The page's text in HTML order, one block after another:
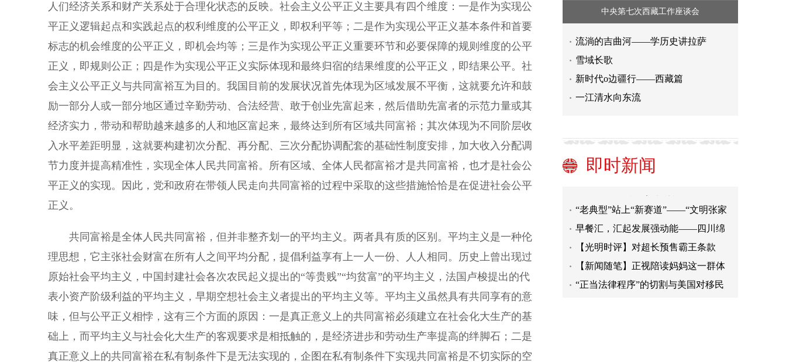
人们经济关系和财产关系处于合理化状态的反映。社会主义公平正义主要具有四个维度：一是作为实现公
平正义逻辑起点和实践起点的权利维度的公平正义，即权利平等；二是作为实现公平正义基本条件和首要
标志的机会维度的公平正义，即机会均等；三是作为实现公平正义重要环节和必要保障的规则维度的公平
正义，即规则公正；四是作为实现公平正义实际体现和最终归宿的结果维度的公平正义，即结果公平。社
会主义公平正义与共同富裕互为目的。我国目前的发展状况首先体现为区域发展不平衡，这就要允许和鼓
励一部分人或一部分地区通过辛勤劳动、合法经营、敢于创业先富起来，然后借助先富者的示范力量或其
经济实力，带动和帮助越来越多的人和地区富起来，最终达到所有区域共同富裕；其次体现为不同阶层收
入水平差距明显，这就要构建初次分配、再分配、三次分配协调配套的基础性制度安排，加大收入分配调
节力度并提高精准性，实现全体人民共同富裕。所有区域、全体人民都富裕才是共同富裕，也才是社会公
平正义的实现。因此，党和政府在带领人民走向共同富裕的过程中采取的这些措施恰恰是在促进社会公平
正义。
共同富裕是全体人民共同富裕，但并非整齐划一的平均主义。两者具有质的区别。平均主义是一种伦
理思想，它主张社会财富在所有人之间平均分配，提倡利益享有上一人一份、人人相同。历史上曾出现过
原始社会平均主义，中国封建社会各次农民起义提出的“等贵贱”“均贫富”的平均主义，法国卢梭提出的代
表小资产阶级利益的平均主义，早期空想社会主义者提出的平均主义等。平均主义虽然具有共同享有的意
味，但与公平正义相悖，这有三个方面的原因：一是真正意义上的共同富裕必须建立在社会化大生产的基
础上，而平均主义与社会化大生产的客观要求是相抵触的，是经济进步和劳动生产率提高的绊脚石；二是
真正意义上的共同富裕在私有制条件下是无法实现的，企图在私有制条件下实现共同富裕是不切实际的空
中央第七次西藏工作座谈会
流淌的吉曲河——学历史讲拉萨
雪域长歌
新时代o边疆行——西藏篇
一江清水向东流
即时新闻
【光明时评】对超长预售霸王条款
说“不”
【新闻随笔】正视陪读妈妈这一群体
“正当法律程序”的切割与美国对移民
权利的戕害
英国佃户如何处置自己的土地
识”到“飞入寻常百姓家”
我们港口的含金量越来越足
【人民幸福生活是最大的人权】“大美
“老典型”站上“新赛道”——“文明张家
港”掠影
早餐汇，汇起发展强动能——四川绵
阳涪城区探索优化营商环境新举措
【光明时评】对超长预售霸王条款
说“不”
【新闻随笔】正视陪读妈妈这一群体
“正当法律程序”的切割与美国对移民
权利的戕害
英国佃户如何处置自己的土地